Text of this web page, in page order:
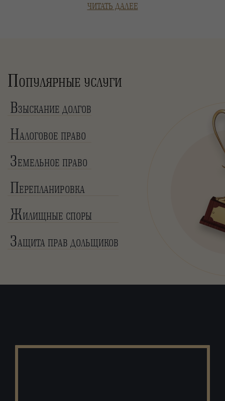
ЧИТАТЬ ДАЛЕЕ
ПОПУЛЯРНЫЕ УСЛУГИ
ВЗЫСКАНИЕ ДОЛГОВ
НАЛОГОВОЕ ПРАВО
ЗЕМЕЛЬНОЕ ПРАВО
ПЕРЕПЛАНИРОВКА
ЖИЛИЩНЫЕ СПОРЫ
ЗАЩИТА ПРАВ ДОЛЬЩИКОВ